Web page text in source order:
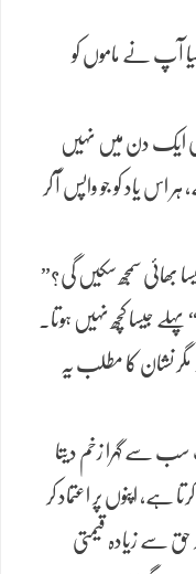
آپ نے ماموں کو
ایک دن میں نہیں
اس یاد کو جو واپس آ کر
بھائی سمجھ سکیں گی؟”
جیسا کچھ نہیں ہوتا۔
مگر نشان کا مطلب یہ
سب سے گہرا زخم دیتا
ہے، اپنوں پر اعتماد کر
سے زیادہ قیمتی